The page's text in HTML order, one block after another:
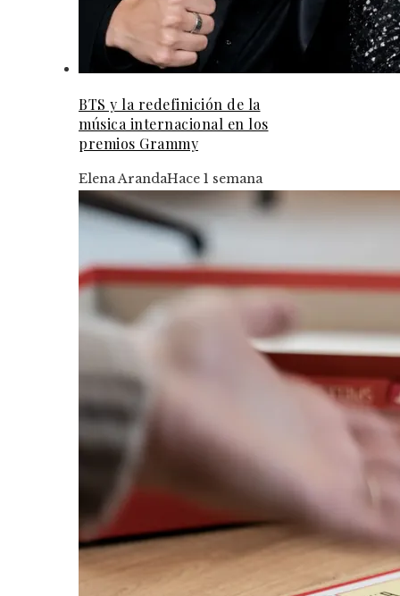
BTS y la redefinición de la
música internacional en los
premios Grammy
Elena ArandaHace 1 semana